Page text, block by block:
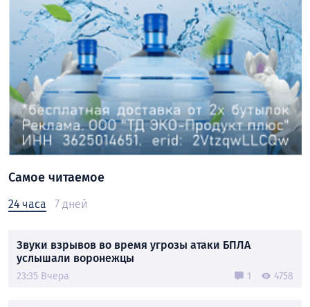
Самое читаемое
24 часа 7 дней
Звуки взрывов во время угрозы атаки БПЛА
услышали воронежцы
23:35 Вчера 1 4758